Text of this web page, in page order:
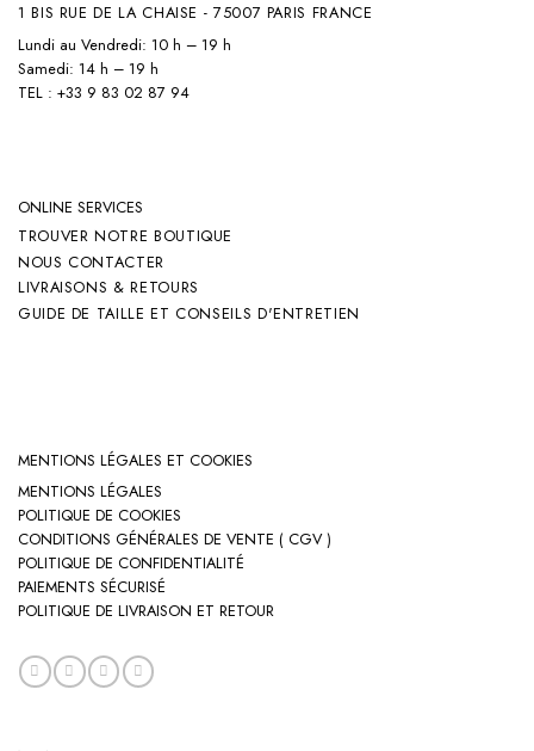
1 BIS RUE DE LA CHAISE - 75007 PARIS FRANCE
Lundi au Vendredi: 10 h – 19 h
Samedi: 14 h – 19 h
TEL : +33 9 83 02 87 94
ONLINE SERVICES
TROUVER NOTRE BOUTIQUE
NOUS CONTACTER
LIVRAISONS & RETOURS
GUIDE DE TAILLE ET CONSEILS D'ENTRETIEN
MENTIONS LÉGALES ET COOKIES
MENTIONS LÉGALES
POLITIQUE DE COOKIES
CONDITIONS GÉNÉRALES DE VENTE ( CGV )
POLITIQUE DE CONFIDENTIALITÉ
PAIEMENTS SÉCURISÉ
POLITIQUE DE LIVRAISON ET RETOUR